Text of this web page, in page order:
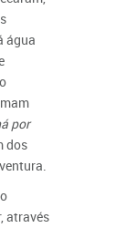
água
por
dos
através